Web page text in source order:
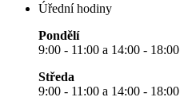
Úřední hodiny
Pondělí
9:00 - 11:00 a 14:00 - 18:00
Středa
9:00 - 11:00 a 14:00 - 18:00